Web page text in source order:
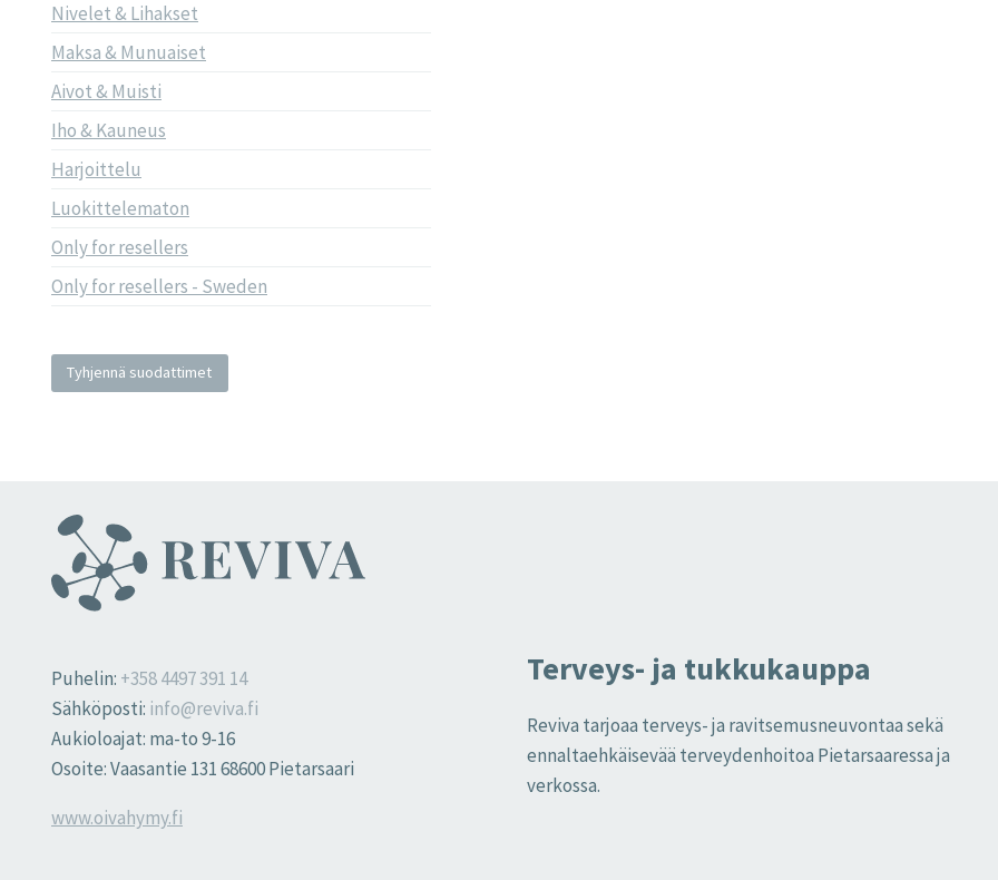
Nivelet & Lihakset
Maksa & Munuaiset
Aivot & Muisti
Iho & Kauneus
Harjoittelu
Luokittelematon
Only for resellers
Only for resellers - Sweden
Tyhjennä suodattimet
Puhelin: +358 4497 391 14
Sähköposti: info@reviva.fi
Aukioloajat: ma-to 9-16
Osoite: Vaasantie 131 68600 Pietarsaari
www.oivahymy.fi
Terveys- ja tukkukauppa
Reviva tarjoaa terveys- ja ravitsemusneuvontaa sekä
ennaltaehkäisevää terveydenhoitoa Pietarsaaressa ja
verkossa.